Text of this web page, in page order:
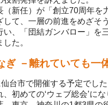
新任）が「創立70周年を
て、一層の前進をめざそ
い、「団結ガンバロー」を
た。
ぎ －離れていても一
台市で開催する予定でし
初めての‘ウェブ総会’にな